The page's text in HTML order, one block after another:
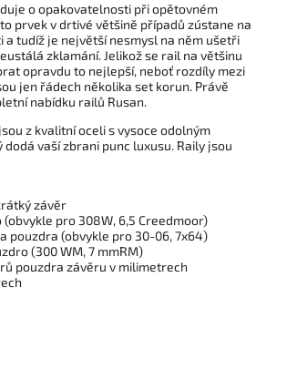
o opakovatelnosti při opětovném
prvek v drtivé většině případů zústane na
tudíž je největší nesmysl na něm ušetři
zklamání. Jelikož se rail na většinu
opravdu to nejlepší, neboť rozdíly mezi
jen řádech několika set korun. Právě
nabídku railů Rusan.
z kvalitní oceli s vysoce odolným
vaší zbrani punc luxusu. Raily jsou
závěr
pro 308W, 6,5 Creedmoor)
pouzdra (obvykle pro 30-06, 7x64)
(300 WM, 7 mmRM)
pouzdra závěru v milimetrech